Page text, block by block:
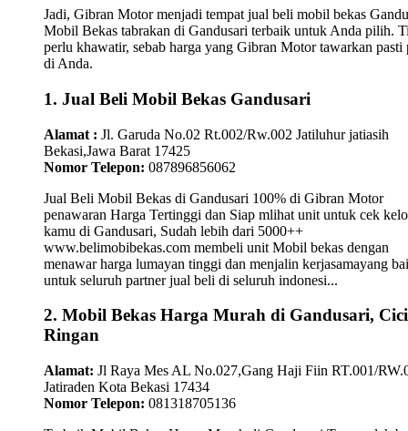
Jadi, Gibran Motor menjadi tempat jual beli mobil bekas
Mobil Bekas tabrakan di Gandusari terbaik untuk Anda pilih.
perlu khawatir, sebab harga yang Gibran Motor tawarkan pasti
di Anda.
1. Jual Beli Mobil Bekas Gandusari
Alamat : Jl. Garuda No.02 Rt.002/Rw.002 Jatiluhur jatiasih
Bekasi,Jawa Barat 17425
Nomor Telepon: 087896856062
Jual Beli Mobil Bekas di Gandusari 100% di Gibran Motor
penawaran Harga Tertinggi dan Siap mlihat unit untuk cek
kamu di Gandusari, Sudah lebih dari 5000++
www.belimobibekas.com membeli unit Mobil bekas dengan
menawar harga lumayan tinggi dan menjalin kerjasamayang
untuk seluruh partner jual beli di seluruh indonesi...
2. Mobil Bekas Harga Murah di Gandusari,
Ringan
Alamat: Jl Raya Mes AL No.027,Gang Haji Fiin RT.001/
Jatiraden Kota Bekasi 17434
Nomor Telepon: 081318705136